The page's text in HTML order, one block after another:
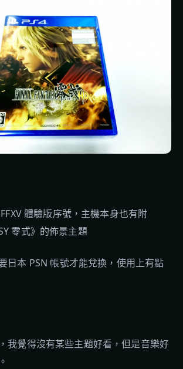
體驗版序號，主機本身也有附
零式》的佈景主題
日本 PSN 帳號才能兌換，使用上有點
我覺得沒有某些主題好看，但是音樂好